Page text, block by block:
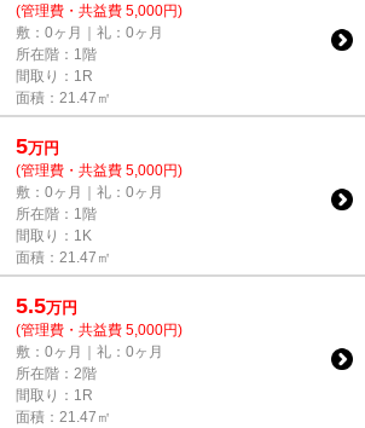
(管理費・共益費 5,000円)
敷：0ヶ月｜礼：0ヶ月
所在階：1階
間取り：1R
面積：21.47㎡
5万円
(管理費・共益費 5,000円)
敷：0ヶ月｜礼：0ヶ月
所在階：1階
間取り：1K
面積：21.47㎡
5.5万円
(管理費・共益費 5,000円)
敷：0ヶ月｜礼：0ヶ月
所在階：2階
間取り：1R
面積：21.47㎡